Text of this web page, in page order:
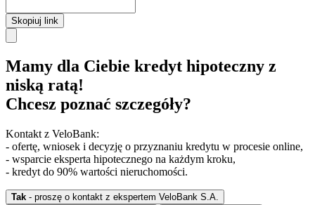
Skopiuj link
Mamy dla Ciebie kredyt hipoteczny z
niską ratą!
Chcesz poznać szczegóły?
Kontakt z VeloBank:
- ofertę, wniosek i decyzję o przyznaniu kredytu w procesie online,
- wsparcie eksperta hipotecznego na każdym kroku,
- kredyt do 90% wartości nieruchomości.
Tak - proszę o kontakt z ekspertem VeloBank S.A.